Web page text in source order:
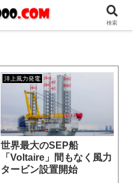
洋上風力発電
世界最大のSEP船
「Voltaire」間もなく風力
タービン設置開始
検索